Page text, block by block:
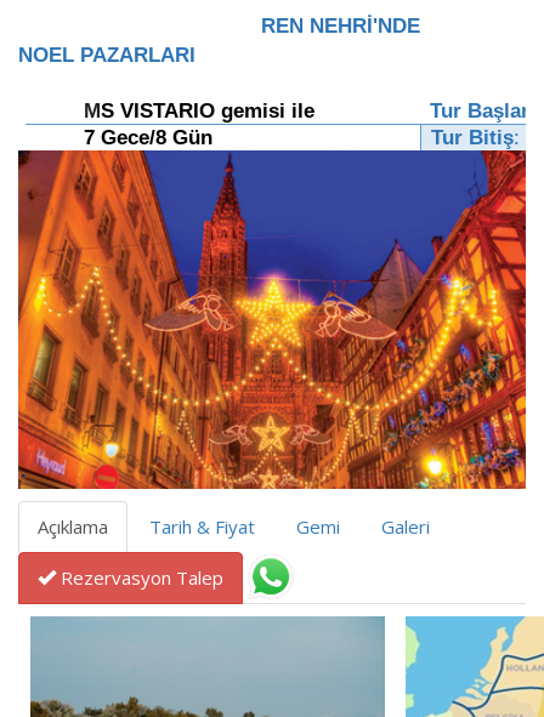
REN NEHRİ'NDE
NOEL PAZARLARI
MS VISTARIO gemisi ile
Tur
7 Gece/8 Gün
Tur Bitiş:
Açıklama Tarih & Fiyat Gemi Galeri
Rezervasyon Talep